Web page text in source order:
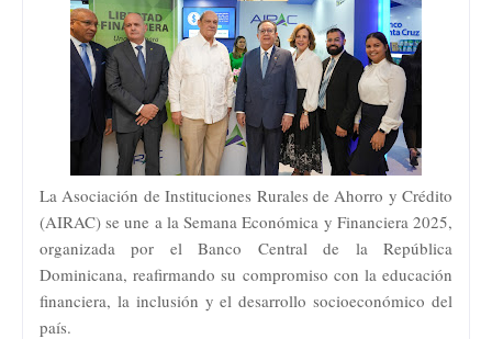
La Asociación de Instituciones Rurales de Ahorro y Crédito
(AIRAC) se une a la Semana Económica y Financiera 2025,
organizada por el Banco Central de la República
Dominicana, reafirmando su compromiso con la educación
financiera, la inclusión y el desarrollo socioeconómico del
país.